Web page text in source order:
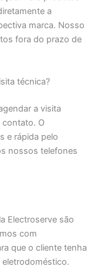
a
marca. Nosso
fora do prazo de
técnica?
a visita
O
e rápida pelo
nossos telefones
Electroserve são
com
que o cliente tenha